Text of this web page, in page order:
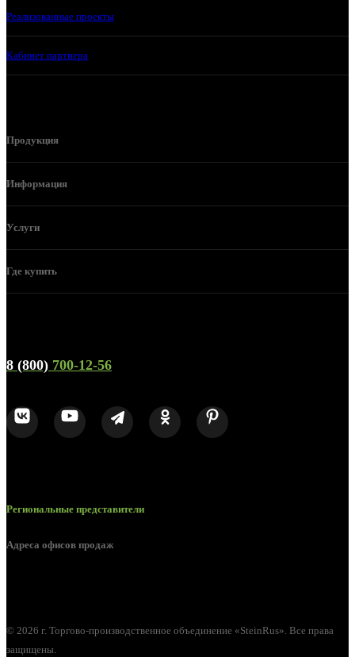
Реализованные проекты
Кабинет партнера
Продукция
Информация
Услуги
Где купить
8 (800) 700-12-56
Региональные представители
Адреса офисов продаж
© 2026 г. Торгово-производственное объединение «SteinRus». Все права
защищены.